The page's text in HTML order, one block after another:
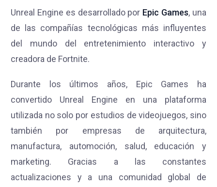
Unreal Engine es desarrollado por Epic Games, una
de las compañías tecnológicas más influyentes
del mundo del entretenimiento interactivo y
creadora de Fortnite.
Durante los últimos años, Epic Games ha
convertido Unreal Engine en una plataforma
utilizada no solo por estudios de videojuegos, sino
también por empresas de arquitectura,
manufactura, automoción, salud, educación y
marketing. Gracias a las constantes
actualizaciones y a una comunidad global de